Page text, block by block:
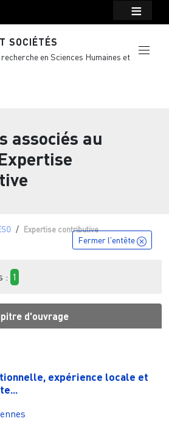
SOCIÉTÉS
en Sciences Humaines et
associés au
Expertise contributive
Fermer l'entête
: 1
d'ouvrage
expérience locale et